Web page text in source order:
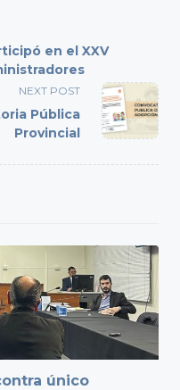
en el XXV
NEXT POST
Pública
Provincial
único